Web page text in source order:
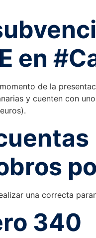
en
de la
y cuenten con
una correcta
340